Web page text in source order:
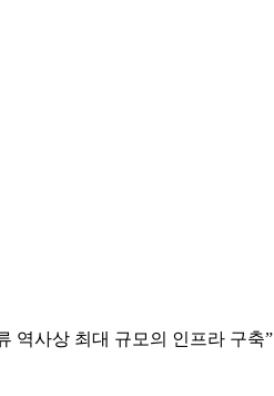
사상 최대 규모의 인프라 구